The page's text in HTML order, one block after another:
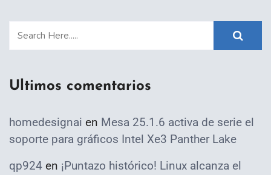
Ultimos comentarios
homedesignai en Mesa 25.1.6 activa de serie el
soporte para gráficos Intel Xe3 Panther Lake
qp924 en ¡Puntazo histórico! Linux alcanza el